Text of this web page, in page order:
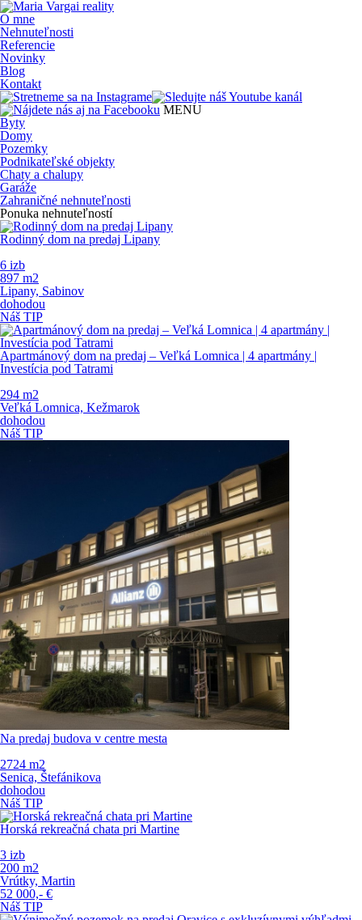
O mne
Nehnuteľnosti
Referencie
Novinky
Blog
Kontakt
MENU
Byty
Domy
Pozemky
Podnikateľské objekty
Chaty a chalupy
Garáže
Zahraničné nehnuteľnosti
Ponuka nehnuteľností
Rodinný dom na predaj Lipany
6 izb
897 m2
Lipany, Sabinov
dohodou
Náš TIP
Apartmánový dom na predaj – Veľká Lomnica | 4 apartmány |
Investícia pod Tatrami
294 m2
Veľká Lomnica, Kežmarok
dohodou
Náš TIP
Na predaj budova v centre mesta
2724 m2
Senica, Štefánikova
dohodou
Náš TIP
Horská rekreačná chata pri Martine
3 izb
200 m2
Vrútky, Martin
52 000,- €
Náš TIP